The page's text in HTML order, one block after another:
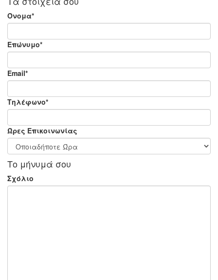
Όνομα*
Επώνυμο*
Email*
Τηλέφωνο*
Ώρες Επικοινωνίας
Το μήνυμά σου
Σχόλιο